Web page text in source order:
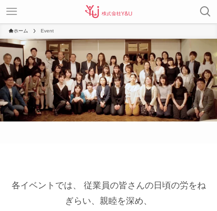
ホーム Event
各イベントでは、 従業員の皆さんの日頃の労をね
ぎらい、親睦を深め、